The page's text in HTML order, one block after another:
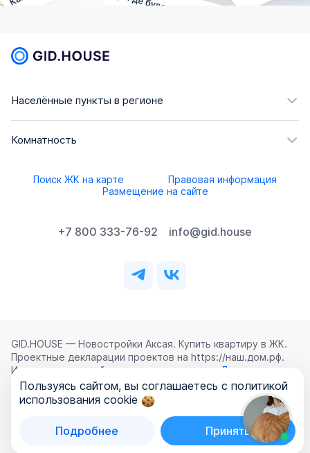
Населённые пункты в регионе
Комнатность
Поиск ЖК на карте
Правовая информация
Размещение на сайте
+7 800 333-76-92 info@gid.house
GID.HOUSE — Новостройки Аксая. Купить квартиру в ЖК.
Проектные декларации проектов на https://наш.дом.рф.
Использование сайта означает согласие с
Лицензионным
соглашением ,Политикой конфиденциальностии
Политикой обработки персональных данных
ООО «ГИД.ХАУЗ»
Пользуясь сайтом, вы соглашаетесь с политикой
использования cookie
Подробнее Принять